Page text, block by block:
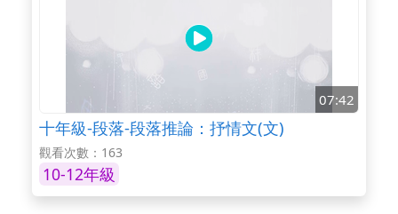
07:42
十年級-段落-段落推論：抒情文(文)
觀看次數：163
10-12年級